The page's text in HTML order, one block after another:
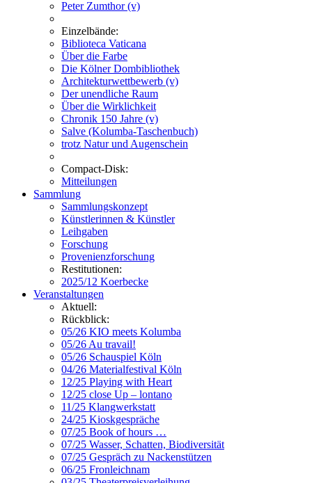
Peter Zumthor (v)
Einzelbände:
Biblioteca Vaticana
Über die Farbe
Die Kölner Dombibliothek
Architekturwettbewerb (v)
Der unendliche Raum
Über die Wirklichkeit
Chronik 150 Jahre (v)
Salve (Kolumba-Taschenbuch)
trotz Natur und Augenschein
Compact-Disk:
Mitteilungen
Sammlung
Sammlungskonzept
Künstlerinnen & Künstler
Leihgaben
Forschung
Provenienzforschung
Restitutionen:
2025/12 Koerbecke
Veranstaltungen
Aktuell:
Rückblick:
05/26 KIO meets Kolumba
05/26 Au travail!
05/26 Schauspiel Köln
04/26 Materialfestival Köln
12/25 Playing with Heart
12/25 close Up – lontano
11/25 Klangwerkstatt
24/25 Kioskgespräche
07/25 Book of hours …
07/25 Wasser, Schatten, Biodiversität
07/25 Gespräch zu Nackenstützen
06/25 Fronleichnam